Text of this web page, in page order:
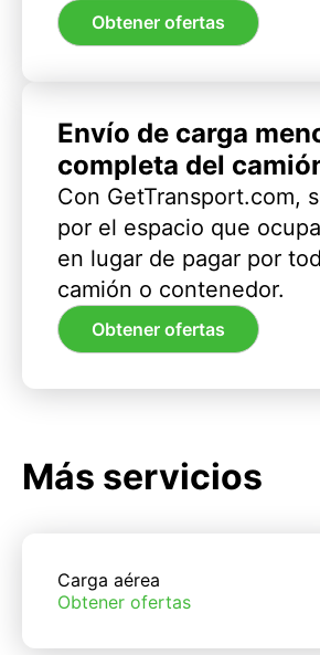
Obtener ofertas
Envío de carga
completa del
Con GetTransport.com,
por el espacio que
en lugar de pagar por
camión o contenedor.
Obtener ofertas
Más servicios
Carga aérea
Obtener ofertas